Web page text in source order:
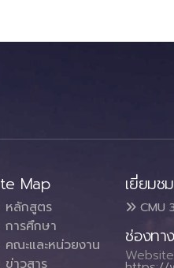
Map
หลักสูตร
การศึกษา
คณะและหน่วยงาน
ข่าวสาร
เยี่ยมช
CMU
ช่องทา